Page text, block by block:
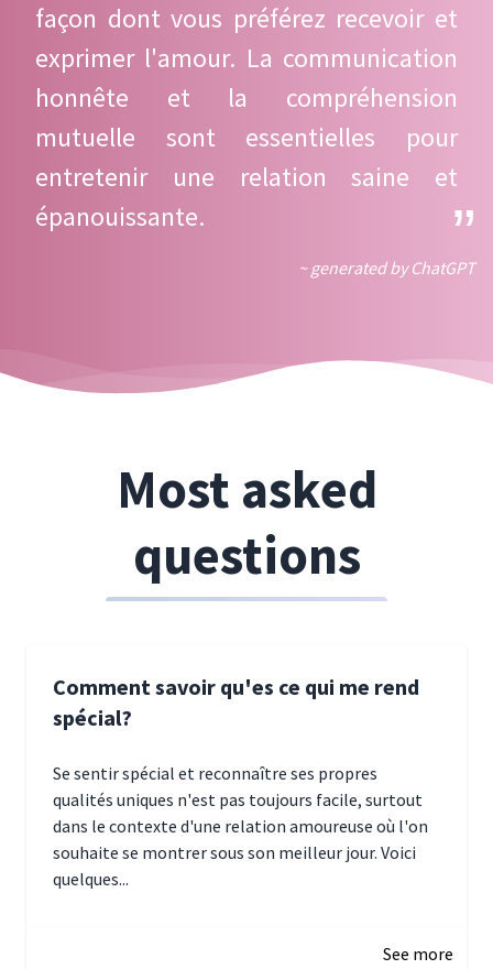
façon dont vous préférez recevoir et
exprimer l'amour. La communication
honnête et la compréhension
mutuelle sont essentielles pour
entretenir une relation saine et
épanouissante.
~ generated by ChatGPT
Most asked
questions
Comment savoir qu'es ce qui me rend
spécial?
Se sentir spécial et reconnaître ses propres
qualités uniques n'est pas toujours facile, surtout
dans le contexte d'une relation amoureuse où l'on
souhaite se montrer sous son meilleur jour. Voici
quelques...
See more